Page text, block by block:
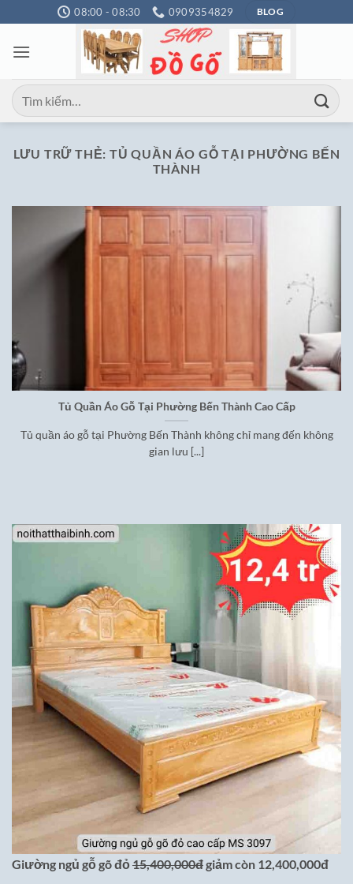
qua
nội
08:00 - 08:30 0909354829 BLOG
Tìm
kiếm:
LƯU TRỮ THẺ: TỦ QUẦN ÁO GỖ TẠI PHƯỜNG BẾN
THÀNH
Tủ Quần Áo Gỗ Tại Phường Bến Thành Cao Cấp
Tủ quần áo gỗ tại Phường Bến Thành không chỉ mang đến không
gian lưu [...]
Giường ngủ gỗ gõ đỏ 15,400,000đgiảm còn 12,400,000đ